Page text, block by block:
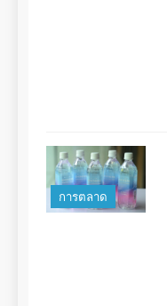
การตลาด